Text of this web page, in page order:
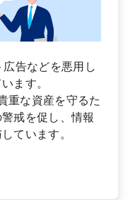
告などを悪用し
ます。
重な資産を守るた
戒を促し、情報
ています。